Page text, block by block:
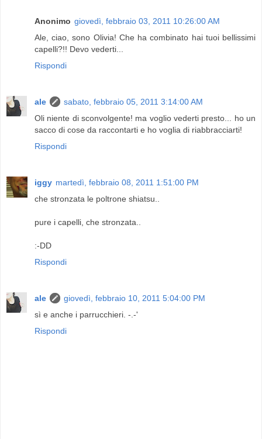
Anonimo giovedì, febbraio 03, 2011 10:26:00 AM
Ale, ciao, sono Olivia! Che ha combinato hai tuoi bellissimi
capelli?!! Devo vederti...
Rispondi
ale
sabato, febbraio 05, 2011 3:14:00 AM
Oli niente di sconvolgente! ma voglio vederti presto... ho un
sacco di cose da raccontarti e ho voglia di riabbracciarti!
Rispondi
iggy martedì, febbraio 08, 2011 1:51:00 PM
che stronzata le poltrone shiatsu..
pure i capelli, che stronzata..
:-DD
Rispondi
ale
giovedì, febbraio 10, 2011 5:04:00 PM
sì e anche i parrucchieri. -.-'
Rispondi